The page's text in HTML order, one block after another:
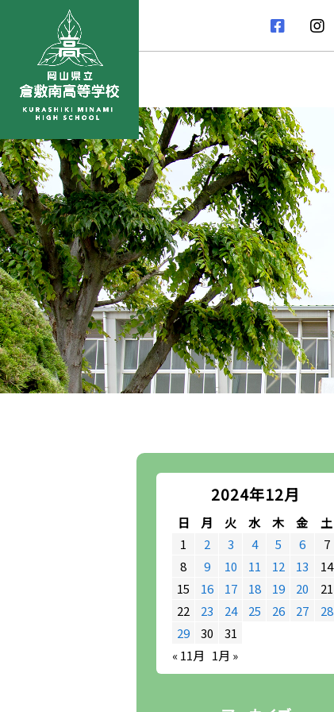
2024年12月
日 月 火 水 木 金
土
1
2 3 4 5 6
7
8
9 10 11 12 13
14
15
16 17 18 19 20
21
22
23 24 25 26 27
28
29
30
31
« 11月 1月 »